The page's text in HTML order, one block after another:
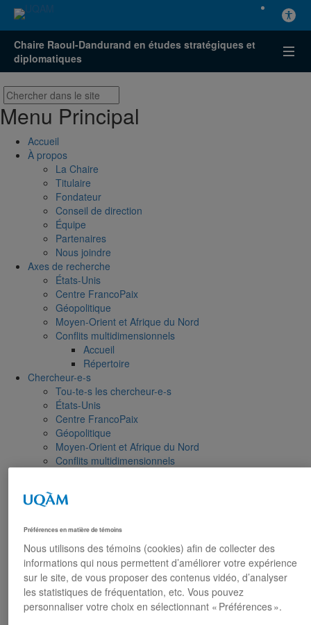
Chaire Raoul-Dandurand en études stratégiques et
diplomatiques
Menu Principal
Accueil
À propos
La Chaire
Titulaire
Fondateur
Conseil de direction
Équipe
Partenaires
Nous joindre
Axes de recherche
États-Unis
Centre FrancoPaix
Géopolitique
Moyen-Orient et Afrique du Nord
Conflits multidimensionnels
Accueil
Répertoire
Chercheur-e-s
Tou-te-s les chercheur-e-s
États-Unis
Centre FrancoPaix
Géopolitique
Moyen-Orient et Afrique du Nord
Conflits multidimensionnels
États-Unis
Géopolitique
Moyen-Orient et Afrique du Nord
Conflits multidimensionnels
Formation
Conférences personnalisées
Bourses et stages
Écoles d’été
Préférences en matière de témoins
Nous utilisons des témoins (cookies) afin de collecter des
informations qui nous permettent d’améliorer votre expérience
sur le site, de vous proposer des contenus vidéo, d’analyser
les statistiques de fréquentation, etc. Vous pouvez
personnaliser votre choix en sélectionnant « Préférences ».